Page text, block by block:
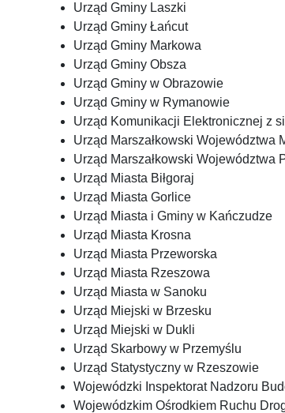
Urząd Gminy Laszki
Urząd Gminy Łańcut
Urząd Gminy Markowa
Urząd Gminy Obsza
Urząd Gminy w Obrazowie
Urząd Gminy w Rymanowie
Urząd Komunikacji Elektronicznej z
Urząd Marszałkowski Województwa
Urząd Marszałkowski Województwa
Urząd Miasta Biłgoraj
Urząd Miasta Gorlice
Urząd Miasta i Gminy w Kańczudze
Urząd Miasta Krosna
Urząd Miasta Przeworska
Urząd Miasta Rzeszowa
Urząd Miasta w Sanoku
Urząd Miejski w Brzesku
Urząd Miejski w Dukli
Urząd Skarbowy w Przemyślu
Urząd Statystyczny w Rzeszowie
Wojewódzki Inspektorat Nadzoru
Wojewódzkim Ośrodkiem Ruchu